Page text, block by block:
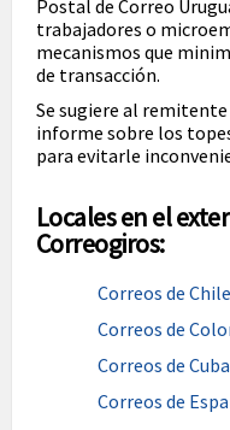
Postal de Correo
trabajadores o
mecanismos que
de transacción.
Se sugiere al
informe sobre los
para evitarle
Locales en el
Correogiros:
Correos de Chile
Correos de
Correos de Cuba
Correos de